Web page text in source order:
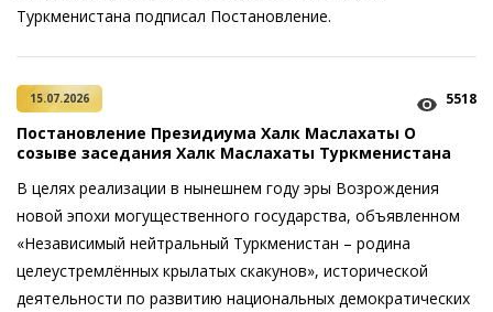
Туркменистана подписал Постановление.
15.07.2026 5518
Постановление Президиума Халк Маслахаты О
созыве заседания Халк Маслахаты Туркменистана
В целях реализации в нынешнем году эры Возрождения
новой эпохи могущественного государства, объявленном
«Независимый нейтральный Туркменистан – родина
целеустремлённых крылатых скакунов», исторической
деятельности по развитию национальных демократических